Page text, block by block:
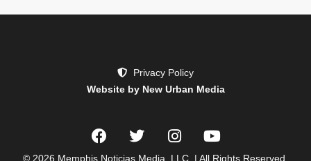
Privacy Policy
Website by New Urban Media
© 2026 Memphis Noticias Media, LLC. | All Rights Reserved.